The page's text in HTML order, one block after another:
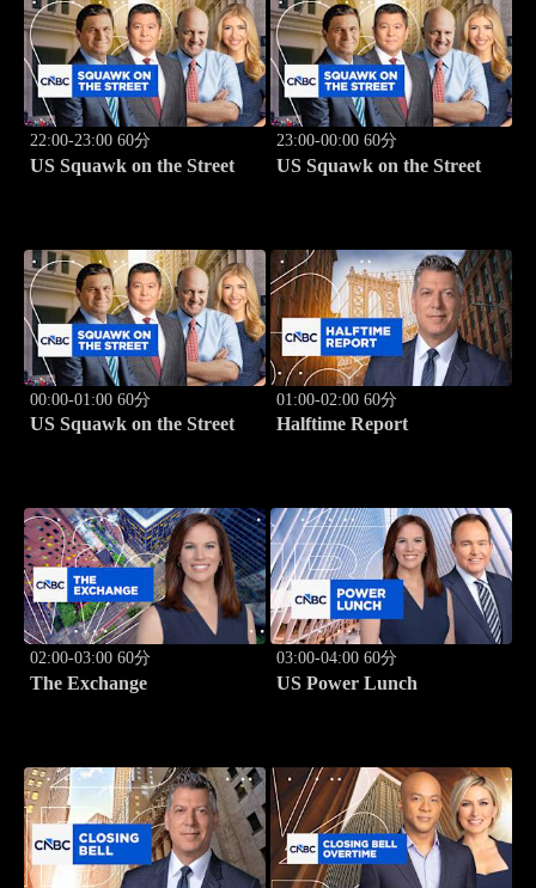
22:00-23:00 60分
US Squawk on the Street
23:00-00:00 60分
US Squawk on the Street
00:00-01:00 60分
US Squawk on the Street
01:00-02:00 60分
Halftime Report
02:00-03:00 60分
The Exchange
03:00-04:00 60分
US Power Lunch